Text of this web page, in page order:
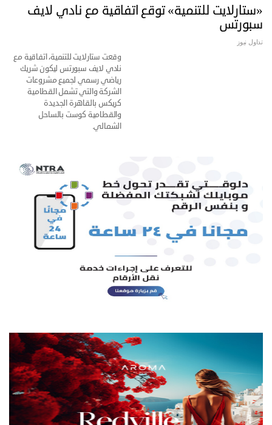
«ستارلايت للتنمية» توقع اتفاقية مع نادي لايف
سبورتس
تداول نيوز
وقعت ستارلايت للتنمية، اتفاقية مع
نادي لايف سبورتس ليكون شريك
رياضي رسمي لجميع مشروعات
الشركة والتي تشمل القطامية
كريكس بالقاهرة الجديدة
والقطامية كوست بالساحل
الشمالي.